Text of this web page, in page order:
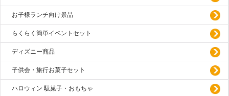
お子様ランチ向け景品
らくらく簡単イベントセット
ディズニー商品
子供会・旅行お菓子セット
ハロウィン 駄菓子・おもちゃ